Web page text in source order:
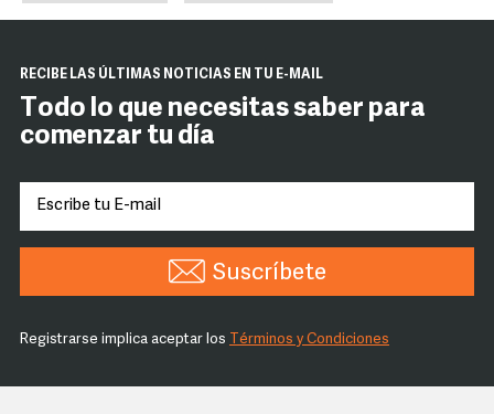
RECIBE LAS ÚLTIMAS NOTICIAS EN TU E-MAIL
Todo lo que necesitas saber para
comenzar tu día
Suscríbete
Registrarse implica aceptar los Términos y Condiciones